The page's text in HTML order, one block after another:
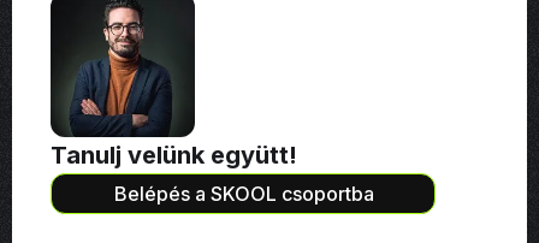
Tanulj velünk együtt!
Belépés a SKOOL csoportba